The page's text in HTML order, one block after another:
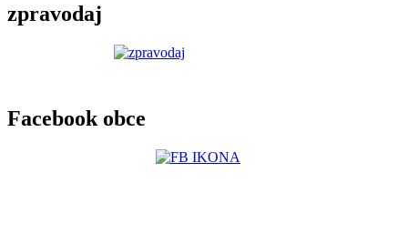
zpravodaj
Facebook obce